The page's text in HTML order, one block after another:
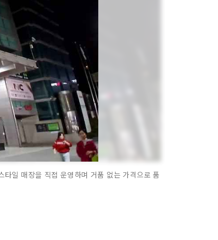
일 매장을 직접 운영하며 거품 없는 가격으로 품